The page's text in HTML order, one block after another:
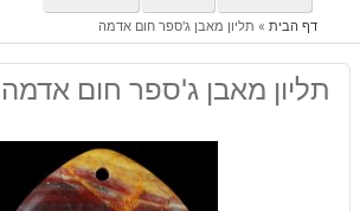
דף הבית» תליון מאבן ג'ספר חום אדמה
תליון מאבן ג'ספר חום אדמה